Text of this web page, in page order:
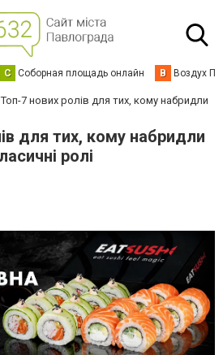
С Соборная площадь онлайн В Воздух
Топ-7 нових ролів для тих, кому набридли
для тих, кому набридли
ролі